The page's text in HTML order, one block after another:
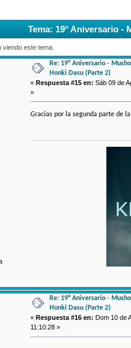
Tema: 19° Aniversario -
viendo este tema.
Re: 19° Aniversario -
Honki Dasu (Parte 2)
«Respuesta #15 en: Sáb 09 de
»
Gracias por la segunda parte de
Re: 19° Aniversario -
Honki Dasu (Parte 2)
« Respuesta #16 en: Dom 10 de
11:10:28 »